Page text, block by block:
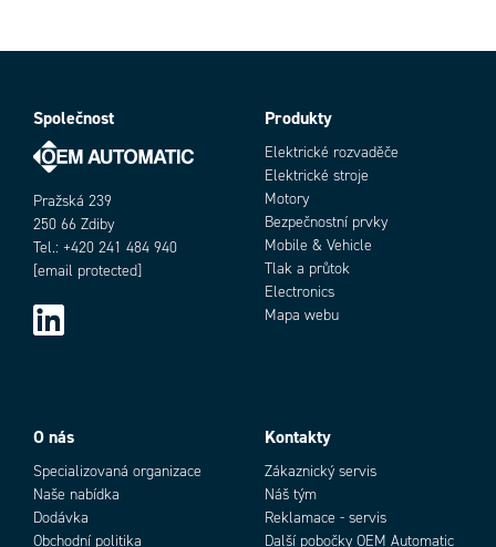
Společnost
Pražská 239
250 66 Zdiby
Tel.: +420 241 484 940
[email protected]
Produkty
Elektrické rozvaděče
Elektrické stroje
Motory
Bezpečnostní prvky
Mobile & Vehicle
Tlak a průtok
Electronics
Mapa webu
O nás
Specializovaná organizace
Naše nabídka
Dodávka
Obchodní politika
Kontakty
Zákaznický servis
Náš tým
Reklamace - servis
Další pobočky OEM Automatic